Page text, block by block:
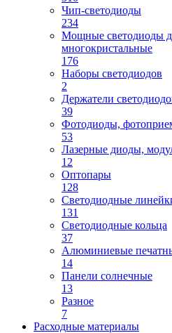
Чип-светодиоды
234
Мощные светодиоды
многокристальные
176
Наборы светодиодов
2
Держатели
39
Фотодиоды,
53
Лазерные диоды,
12
Оптопары
128
Светодиодные
131
Светодиодные кольца
37
Алюминиевые
14
Панели солнечные
13
Разное
7
Расходные материалы